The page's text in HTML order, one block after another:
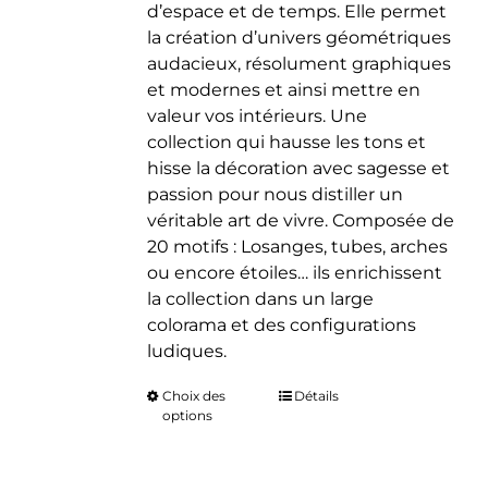
d’espace et de temps. Elle permet
la création d’univers géométriques
audacieux, résolument graphiques
et modernes et ainsi mettre en
valeur vos intérieurs. Une
collection qui hausse les tons et
hisse la décoration avec sagesse et
passion pour nous distiller un
véritable art de vivre. Composée de
20 motifs : Losanges, tubes, arches
ou encore étoiles… ils enrichissent
la collection dans un large
colorama et des configurations
ludiques.
Choix des
options
CeDétails